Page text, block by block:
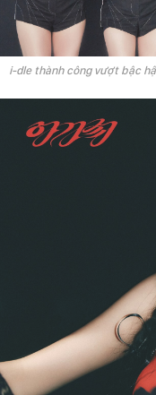
i-dle thành công vượt bậc